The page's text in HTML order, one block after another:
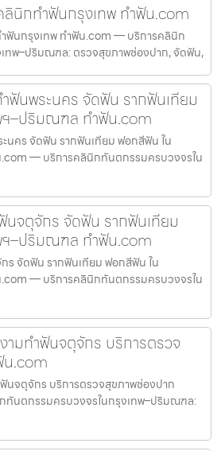
นิกทำฟันกรุงเทพ ทำฟัน.com
นกรุงเทพ ทำฟัน.com — บริการคลินิก
ทพ–ปริมณฑล: ตรวจสุขภาพช่องปาก, จัดฟัน,
ฟันพระนคร จัดฟัน รากฟันเทียม
ฯ–ปริมณฑล ทำฟัน.com
นคร จัดฟัน รากฟันเทียม ฟอกสีฟัน ใน
— บริการคลินิกทันตกรรมครบวงจรใน
จตุจักร จัดฟัน รากฟันเทียม
ฯ–ปริมณฑล ทำฟัน.com
จัดฟัน รากฟันเทียม ฟอกสีฟัน ใน
— บริการคลินิกทันตกรรมครบวงจรใน
ามทำฟันจตุจักร บริการตรวจ
.com
นจตุจักร บริการตรวจสุขภาพช่องปาก
นตกรรมครบวงจรในกรุงเทพ–ปริมณฑล: